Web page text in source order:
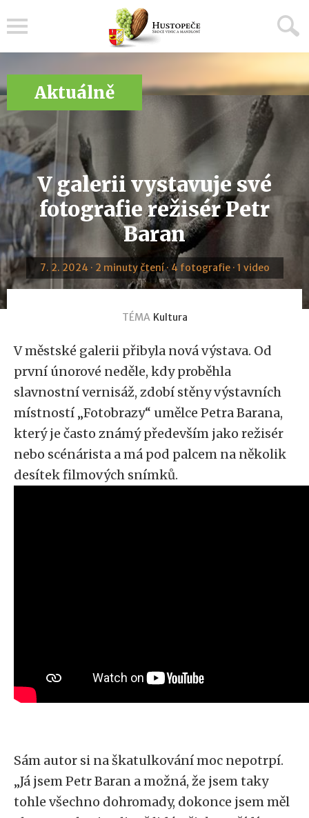
Aktuálně
V galerii vystavuje své
fotografie režisér Petr
Baran
7. 2. 2024 · 2 minuty čtení · 4 fotografie · 1 video
TÉMA Kultura
V městské galerii přibyla nová výstava. Od
první únorové neděle, kdy proběhla
slavnostní vernisáž, zdobí stěny výstavních
místností „Fotobrazy“ umělce Petra Barana,
který je často známý především jako režisér
nebo scénárista a má pod palcem na několik
desítek filmových snímků.
Sám autor si na škatulkování moc nepotrpí.
„Já jsem Petr Baran a možná, že jsem taky
tohle všechno dohromady, dokonce jsem měl